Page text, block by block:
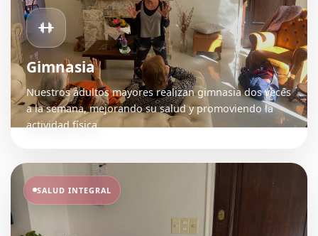
Gimnasia
Nuestros adultos mayores realizan gimnasia dos veces
a la semana, mejorando su salud y promoviendo la
actividad física.
SALUD INTEGRAL